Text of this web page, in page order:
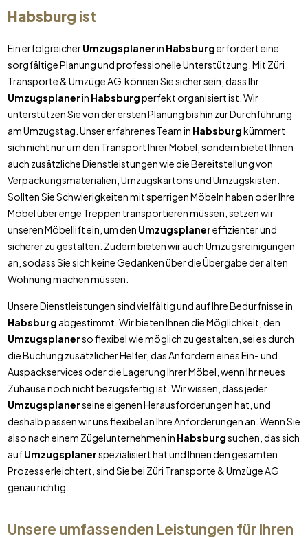
Habsburg ist
Ein erfolgreicherUmzugsplanerin Habsburgerfordert eine
sorgfältige Planung und professionelle Unterstützung. Mit Züri
Transporte & Umzüge AG können Sie sicher sein, dass Ihr
Umzugsplanerin Habsburgperfekt organisiert ist. Wir
unterstützen Sie von der ersten Planung bis hin zur Durchführung
am Umzugstag. Unser erfahrenes Team in Habsburgkümmert
sich nicht nur um den Transport Ihrer Möbel, sondern bietet Ihnen
auch zusätzliche Dienstleistungen wie die Bereitstellung von
Verpackungsmaterialien, Umzugskartons und Umzugskisten.
Sollten Sie Schwierigkeiten mit sperrigen Möbeln haben oder Ihre
Möbel über enge Treppen transportieren müssen, setzen wir
unseren Möbellift ein, um den Umzugsplanereffizienter und
sicherer zu gestalten. Zudem bieten wir auch Umzugsreinigungen
an, sodass Sie sich keine Gedanken über die Übergabe der alten
Wohnung machen müssen.
Unsere Dienstleistungen sind vielfältig und auf Ihre Bedürfnisse in
Habsburg abgestimmt. Wir bieten Ihnen die Möglichkeit, den
Umzugsplanerso flexibel wie möglich zu gestalten, sei es durch
die Buchung zusätzlicher Helfer, das Anfordern eines Ein- und
Auspackservices oder die Lagerung Ihrer Möbel, wenn Ihr neues
Zuhause noch nicht bezugsfertig ist. Wir wissen, dass jeder
Umzugsplanerseine eigenen Herausforderungen hat, und
deshalb passen wir uns flexibel an Ihre Anforderungen an. Wenn Sie
also nach einem Zügelunternehmen in Habsburgsuchen, das sich
aufUmzugsplanerspezialisiert hat und Ihnen den gesamten
Prozess erleichtert, sind Sie bei Züri Transporte & Umzüge AG
genau richtig.
Unsere umfassenden Leistungen für Ihren